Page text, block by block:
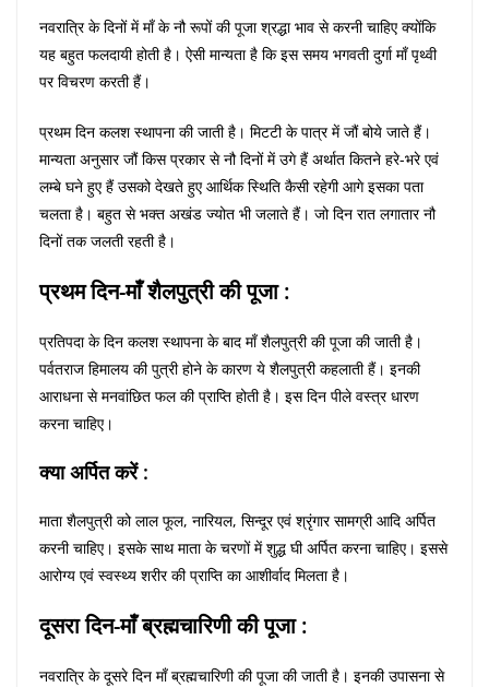
नवरात्रि के दिनों में माँ के नौ रूपों की पूजा श्रद्धा भाव से करनी चाहिए क्योंकि
यह बहुत फलदायी होती है। ऐसी मान्यता है कि इस समय भगवती दुर्गा माँ पृथ्वी
पर विचरण करती हैं।
प्रथम दिन कलश स्थापना की जाती है। मिटटी के पात्र में जौं बोये जाते हैं।
मान्यता अनुसार जौं किस प्रकार से नौ दिनों में उगे हैं अर्थात कितने हरे-भरे एवं
लम्बे घने हुए हैं उसको देखते हुए आर्थिक स्थिति कैसी रहेगी आगे इसका पता
चलता है। बहुत से भक्त अखंड ज्योत भी जलाते हैं। जो दिन रात लगातार नौ
दिनों तक जलती रहती है।
प्रथम दिन-माँ शैलपुत्री की पूजा :
प्रतिपदा के दिन कलश स्थापना के बाद माँ शैलपुत्री की पूजा की जाती है।
पर्वतराज हिमालय की पुत्री होने के कारण ये शैलपुत्री कहलाती हैं। इनकी
आराधना से मनवांछित फल की प्राप्ति होती है। इस दिन पीले वस्त्र धारण
करना चाहिए।
क्या अर्पित करें :
माता शैलपुत्री को लाल फूल, नारियल, सिन्दूर एवं श्रृंगार सामग्री आदि अर्पित
करनी चाहिए। इसके साथ माता के चरणों में शुद्ध घी अर्पित करना चाहिए। इससे
आरोग्य एवं स्वस्थ्य शरीर की प्राप्ति का आशीर्वाद मिलता है।
दूसरा दिन-माँ ब्रह्मचारिणी की पूजा :
नवरात्रि के दूसरे दिन माँ ब्रह्मचारिणी की पूजा की जाती है। इनकी उपासना से